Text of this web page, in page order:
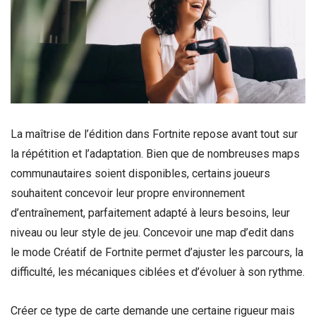
La maîtrise de l’édition dans Fortnite repose avant tout sur
la répétition et l’adaptation. Bien que de nombreuses maps
communautaires soient disponibles, certains joueurs
souhaitent concevoir leur propre environnement
d’entraînement, parfaitement adapté à leurs besoins, leur
niveau ou leur style de jeu. Concevoir une map d’edit dans
le mode Créatif de Fortnite permet d’ajuster les parcours, la
difficulté, les mécaniques ciblées et d’évoluer à son rythme.
Créer ce type de carte demande une certaine rigueur mais